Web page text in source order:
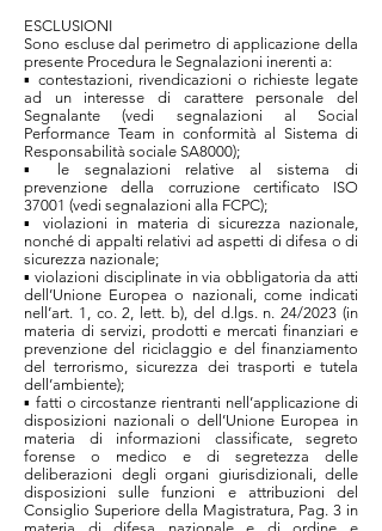
ESCLUSIONI
Sono escluse dal perimetro di applicazione della
presente Procedura le Segnalazioni inerenti a:
▪ contestazioni, rivendicazioni o richieste legate
ad un interesse di carattere personale del
Segnalante (vedi segnalazioni al Social
Performance Team in conformità al Sistema di
Responsabilità sociale SA8000);
▪ le segnalazioni relative al sistema di
prevenzione della corruzione certificato ISO
37001 (vedi segnalazioni alla FCPC);
▪ violazioni in materia di sicurezza nazionale,
nonché di appalti relativi ad aspetti di difesa o di
sicurezza nazionale;
▪ violazioni disciplinate in via obbligatoria da atti
dell’Unione Europea o nazionali, come indicati
nell’art. 1, co. 2, lett. b), del d.lgs. n. 24/2023 (in
materia di servizi, prodotti e mercati finanziari e
prevenzione del riciclaggio e del finanziamento
del terrorismo, sicurezza dei trasporti e tutela
dell’ambiente);
▪ fatti o circostanze rientranti nell’applicazione di
disposizioni nazionali o dell’Unione Europea in
materia di informazioni classificate, segreto
forense o medico e di segretezza delle
deliberazioni degli organi giurisdizionali, delle
disposizioni sulle funzioni e attribuzioni del
Consiglio Superiore della Magistratura, Pag. 3 in